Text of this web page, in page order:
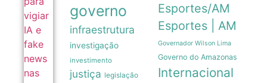
governo
infraestrutura
investigação
investimento
justiça legislação
Esportes/AM
Esportes | AM
Governador Wilson Lima
Governo do Amazonas
Internacional